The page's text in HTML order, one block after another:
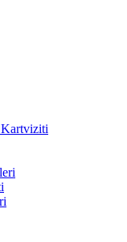
Kartviziti